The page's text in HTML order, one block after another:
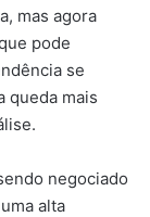
mas agora
pode
se
queda mais
negociado
alta